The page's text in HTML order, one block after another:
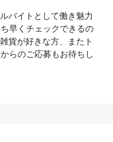
バイトとして働き魅力
早くチェックできるの
貨が好きな方、またト
らのご応募もお待ちし